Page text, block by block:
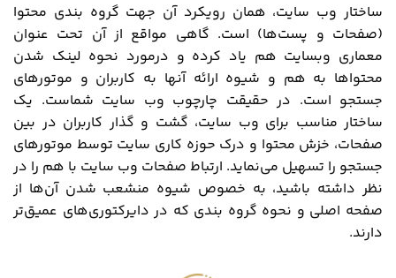
ساختار وب سایت، همان رویکرد آن جهت گروه بندی محتوا
(صفحات و پست‌ها) است. گاهی مواقع از آن تحت عنوان
معماری وبسایت هم یاد کرده و درمورد نحوه لینک شدن
محتواها به هم و شیوه ارائه آن‎ها به کاربران و موتورهای
جستجو است. در حقیقت چارچوب وب سایت شماست. یک
ساختار مناسب برای وب سایت، گشت و گذار کاربران در بین
صفحات، خزش محتوا و درک حوزه کاری سایت توسط موتورهای
جستجو را تسهیل می‌نماید. ارتباط صفحات وب سایت با هم را در
نظر داشته باشید، به خصوص شیوه منشعب شدن آن‌ها از
صفحه اصلی و نحوه گروه ‌بندی که در دایرکتوری‌های عمیق‌تر
دارند.